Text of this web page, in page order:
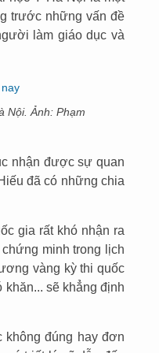
trước những vấn đề
làm giáo dục và
Nội. Ảnh: Phạm
nhận được sự quan
đã có những chia
gia rất khó nhận ra
minh trong lịch
vàng kỳ thi quốc
sẽ khẳng định
không đúng hay đơn